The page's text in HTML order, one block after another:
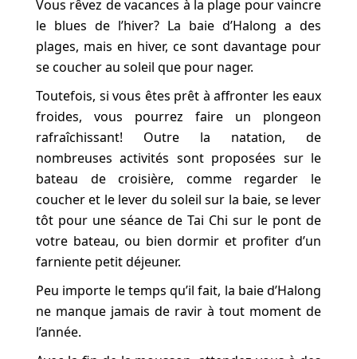
Vous rêvez de vacances à la plage pour vaincre
le blues de l’hiver? La baie d’Halong a des
plages, mais en hiver, ce sont davantage pour
se coucher au soleil que pour nager.
Toutefois, si vous êtes prêt à affronter les eaux
froides, vous pourrez faire un plongeon
rafraîchissant! Outre la natation, de
nombreuses activités sont proposées sur le
bateau de croisière, comme regarder le
coucher et le lever du soleil sur la baie, se lever
tôt pour une séance de Tai Chi sur le pont de
votre bateau, ou bien dormir et profiter d’un
farniente petit déjeuner.
Peu importe le temps qu’il fait, la baie d’Halong
ne manque jamais de ravir à tout moment de
l’année.